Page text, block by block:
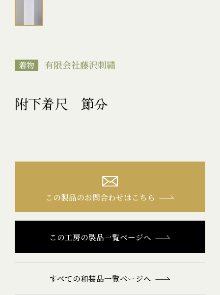
着物 有限会社藤沢刺繡
附下着尺 節分
この製品のお問合わせはこちら
この工房の製品一覧ページへ
すべての和装品一覧ページへ